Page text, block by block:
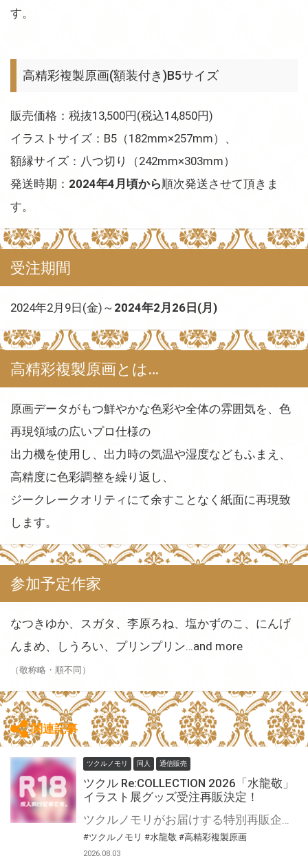
す。
高精彩複製原画(額装付き)B5サイズ
販売価格：税抜13,500円(税込14,850円)
イラストサイズ：B5（182mm×257mm）、
額縁サイズ：八つ切り（242mm×303mm）
発送時期： 2024年4月頃から順次発送させて頂きま
す。
受注期間
2024年2月9日(金)～ 2024年2月26日(月)
高精彩複製原画とは…
原画データがもつ鮮やかな色彩や全体の雰囲気を、色
再現領域の広いプロ仕様の
出力機を使用し、出力時の気温や湿度などもふまえ、
高精度に色彩調整を繰り返し、
ジークレークオリティにて余すことなく紙面に再現致
します。
参加予定作家
なつきゆか、スガタ、李原ろね、塩かずのこ、にんげ
んまめ、しうろい、プリンプリン…and more
（敬称略・順不同）
関連記事
ツクルノモリ 同人 通信販売
ツクル Re:COLLECTION 2026「水龍敬」
イラスト展グッズ受注再販決定！
ツクルノモリがお届けする特別再販企画「ツクル Re:COLLECTION 2026」開催！ 過去に開催された水龍敬イラスト展『水龍敬ランドの世界2』にて販売されたオリジナルグッズのとらのあな通販での受注再販が決定いたしました！ 多くのお客様から寄せられた再販希望にお応えし、ファンの皆様に大好評を博した既存ラインナップを特別復刻いたします。 過去のイラスト展にお越しいただけなかった方や、新たに『水龍敬ランド』の世界に魅了された方も、この貴重な機会にぜひお買い求めください！
#ツクルノモリ #水龍敬 #高精彩複製原画
2026.08.03